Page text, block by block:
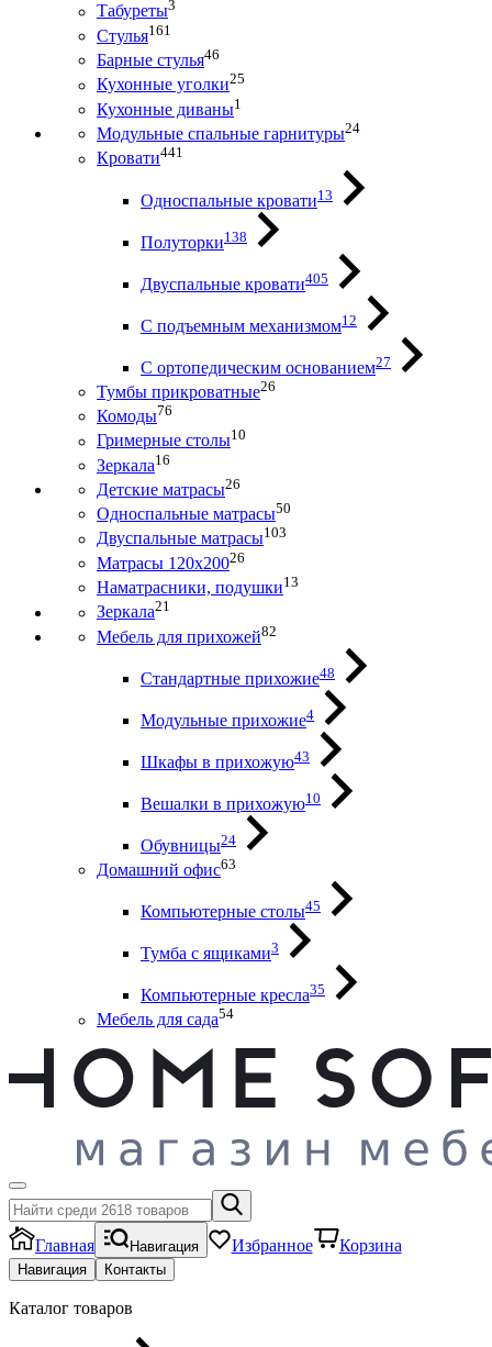
Табуреты3
Стулья161
Барные стулья46
Кухонные уголки25
Кухонные диваны1
Модульные спальные гарнитуры24
Кровати441
Односпальные кровати13
Полуторки138
Двуспальные кровати405
С подъемным механизмом12
С ортопедическим основанием27
Тумбы прикроватные26
Комоды76
Гримерные столы10
Зеркала16
Детские матрасы26
Односпальные матрасы50
Двуспальные матрасы103
Матрасы 120х20026
Наматрасники, подушки13
Зеркала21
Мебель для прихожей82
Стандартные прихожие48
Модульные прихожие4
Шкафы в прихожую43
Вешалки в прихожую10
Обувницы24
Домашний офис63
Компьютерные столы45
Тумба с ящиками3
Компьютерные кресла35
Мебель для сада54
Главная Навигация Избранное Корзина
Навигация Контакты
Каталог товаров